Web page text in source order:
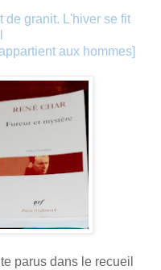
de granit. L'hiver se fit
aux hommes]
parus dans le recueil